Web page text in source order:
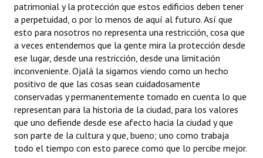
patrimonial y la protección que estos edificios deben tener
a perpetuidad, o por lo menos de aquí al futuro. Así que
esto para nosotros no representa una restricción, cosa que
a veces entendemos que la gente mira la protección desde
ese lugar, desde una restricción, desde una limitación
inconveniente. Ojalá la sigamos viendo como un hecho
positivo de que las cosas sean cuidadosamente
conservadas y permanentemente tomado en cuenta lo que
representan para la historia de la ciudad, para los valores
que uno defiende desde ese afecto hacia la ciudad y que
son parte de la cultura y que, bueno; uno como trabaja
todo el tiempo con esto parece como que lo percibe mejor.